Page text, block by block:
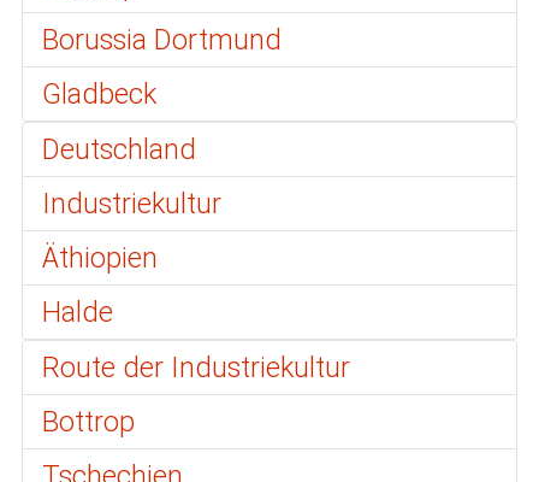
Borussia Dortmund
Gladbeck
Deutschland
Industriekultur
Äthiopien
Halde
Route der Industriekultur
Bottrop